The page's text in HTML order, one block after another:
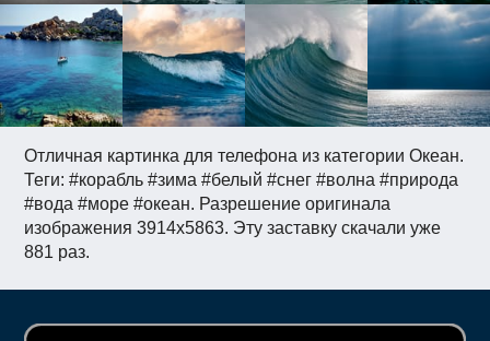
Отличная картинка для телефона из категории Океан.
Теги: #корабль #зима #белый #снег #волна #природа
#вода #море #океан. Разрешение оригинала
изображения 3914x5863. Эту заставку скачали уже
881 раз.